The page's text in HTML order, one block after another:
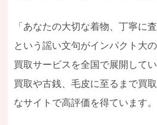
「あなたの大切な着物、丁寧に
という謡い文句がインパクト大
買取サービスを全国で展開して
買取や古銭、毛皮に至るまで買
なサイトで高評価を得ています。